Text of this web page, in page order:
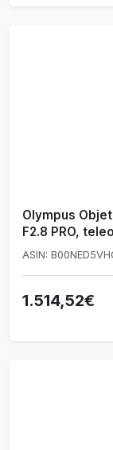
Olympus
F2.8 PRO,
cámaras MFT
ASIN:
1.514,52€